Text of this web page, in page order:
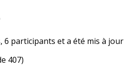
6 participants et a été mis à
407)